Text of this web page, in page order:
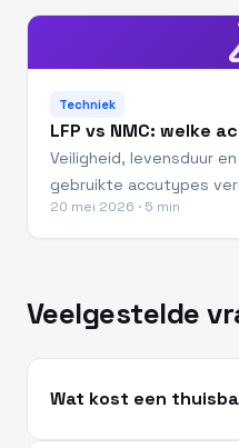
Techniek
LFP vs NMC: welke
Veiligheid, levensduur
gebruikte accutypes
20 mei 2026 · 5 min
Veelgestelde
Wat kost een